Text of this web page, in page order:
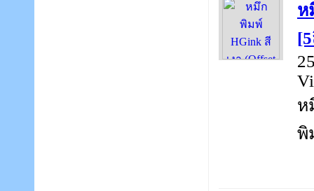
ห
ห
พิ